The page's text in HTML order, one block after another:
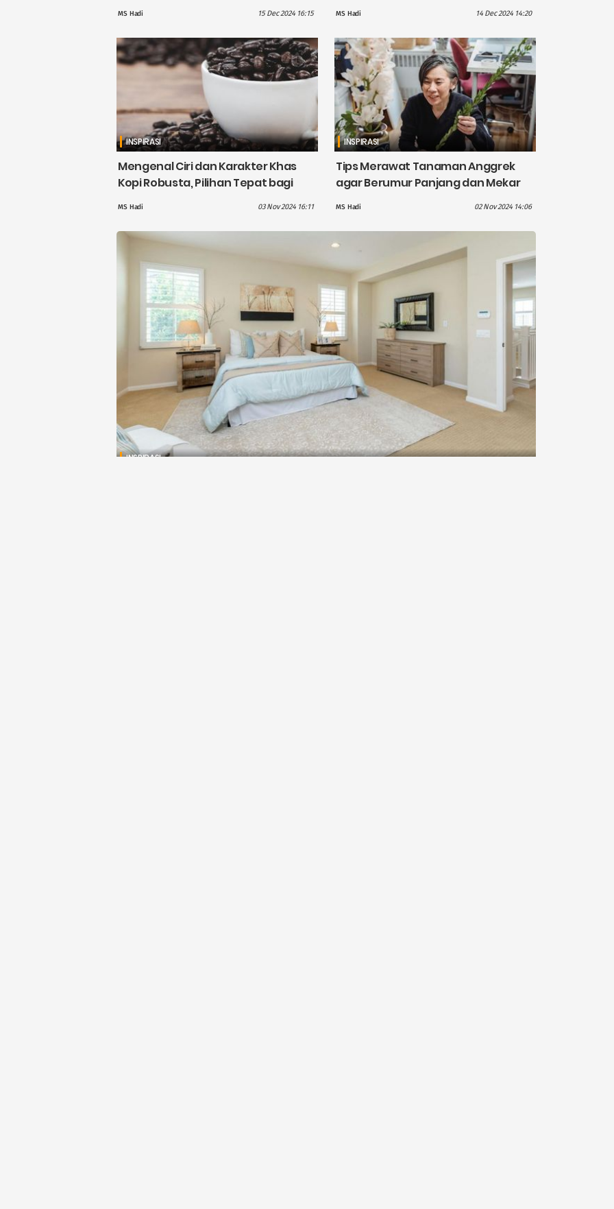
MS Hadi 15 Dec 2024 16:15 MS Hadi 14 Dec 2024 14:20
INSPIRASI
Mengenal Ciri dan Karakter Khas
Kopi Robusta, Pilihan Tepat bagi
MS Hadi 03 Nov 2024 16:11
INSPIRASI
Tips Merawat Tanaman Anggrek
agar Berumur Panjang dan Mekar
MS Hadi 02 Nov 2024 14:06
INSPIRASI